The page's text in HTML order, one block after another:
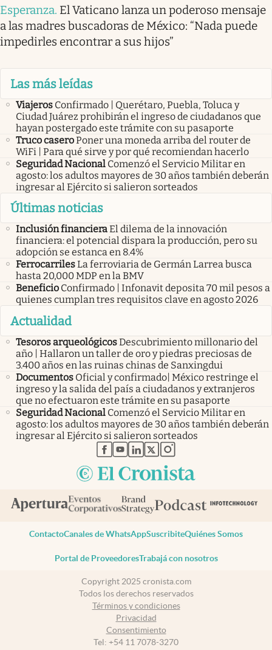
Esperanza. El Vaticano lanza un poderoso mensaje
a las madres buscadoras de México: “Nada puede
impedirles encontrar a sus hijos”
Las más leídas
Viajeros Confirmado | Querétaro, Puebla, Toluca y
Ciudad Juárez prohibirán el ingreso de ciudadanos que
hayan postergado este trámite con su pasaporte
Truco caseroPoner una moneda arriba del router de
WiFi | Para qué sirve y por qué recomiendan hacerlo
Seguridad Nacional Comenzó el Servicio Militar en
agosto: los adultos mayores de 30 años también deberán
ingresar al Ejército si salieron sorteados
Últimas noticias
Inclusión financieraEl dilema de la innovación
financiera: el potencial dispara la producción, pero su
adopción se estanca en 8.4%
FerrocarrilesLa ferroviaria de Germán Larrea busca
hasta 20,000 MDP en la BMV
Beneficio Confirmado | Infonavit deposita 70 mil pesos a
quienes cumplan tres requisitos clave en agosto 2026
Actualidad
Tesoros arqueológicosDescubrimiento millonario del
año | Hallaron un taller de oro y piedras preciosas de
3.400 años en las ruinas chinas de Sanxingdui
Documentos Oficial y confirmado| México restringe el
ingreso y la salida del país a ciudadanos y extranjeros
que no efectuaron este trámite en su pasaporte
Seguridad Nacional Comenzó el Servicio Militar en
agosto: los adultos mayores de 30 años también deberán
ingresar al Ejército si salieron sorteados
abre en nueva pestaña
abre en nueva pestaña
abre en nueva pestaña
abre en nueva pestaña
abre en nueva pestaña
ContactoCanales de WhatsAppSuscribiteQuiénes Somos
Portal de ProveedoresTrabajá con nosotros
Copyright 2025 cronista.com
Todos los derechos reservados
Términos y condiciones
Privacidad
Consentimiento
Tel: +54 11 7078-3270